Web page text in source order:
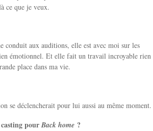
ce que je veux.
conduit aux auditions, elle est avec moi sur les
émotionnel. Et elle fait un travail incroyable rien
place dans ma vie.
se déclencherait pour lui aussi au même moment.
casting pour Back home ?